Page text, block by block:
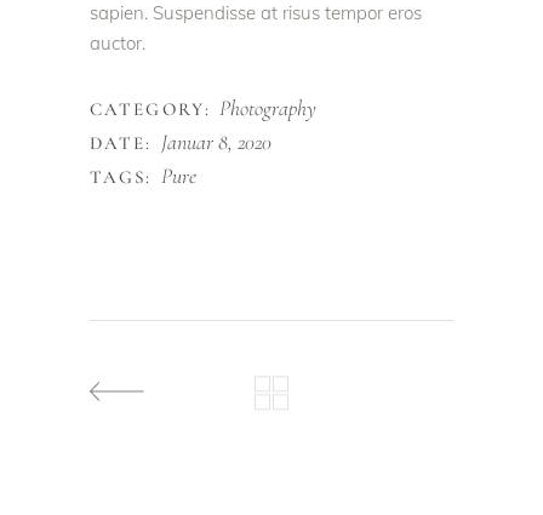
sapien. Suspendisse at risus tempor eros
auctor.
CATEGORY: Photography
DATE: Januar 8, 2020
TAGS: Pure